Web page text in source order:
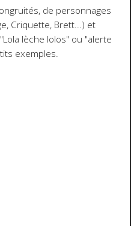
de personnages
Criquette, Brett...) et
lèche lolos" ou "alerte
exemples.